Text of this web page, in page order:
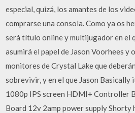
especial, quizá, los amantes de los
comprarse una consola. Como ya os
será título online y multijugador en el
asumirá el papel de Jason Voorhees
monitores de Crystal Lake que
sobrevivir, y en el que Jason Basically
1080p IPS screen HDMI+ Controller
Board 12v 2amp power supply Shorty